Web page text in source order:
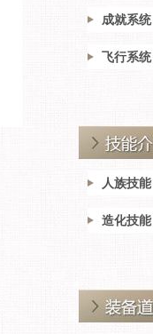
成就系统
飞行系统
人族技能
造化技能